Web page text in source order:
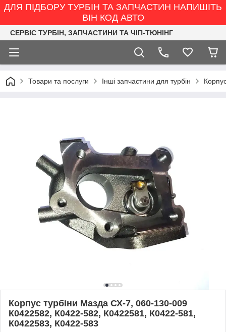
ДЛЯ ПІДБОРУ ТУРБІН ТА ЗАПЧАСТИН НАПИШІТЬ
ВІН КОД АВТО
СЕРВІС ТУРБІН, ЗАПЧАСТИНИ ТА ЧІП-ТЮНІНГ
Товари та послуги Інші запчастини для турбін
Корпус турбіни Мазда СХ-7, 060-130-009
К0422582, К0422-582, К0422581, К0422-581,
К0422583, К0422-583